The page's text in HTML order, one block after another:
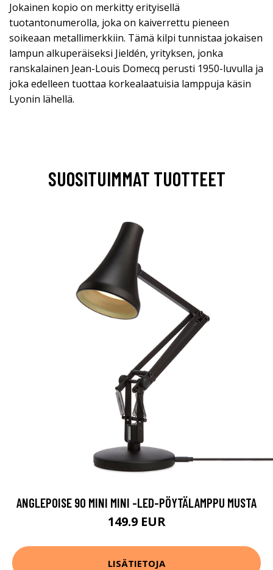
Jokainen kopio on merkitty erityisellä
tuotantonumerolla, joka on kaiverrettu pieneen
soikeaan metallimerkkiin. Tämä kilpi tunnistaa jokaisen
lampun alkuperäiseksi Jieldén, yrityksen, jonka
ranskalainen Jean-Louis Domecq perusti 1950-luvulla ja
joka edelleen tuottaa korkealaatuisia lamppuja käsin
Lyonin lähellä.
SUOSITUIMMAT TUOTTEET
ANGLEPOISE 90 MINI MINI -LED-PÖYTÄLAMPPU MUSTA
149.9 EUR
LISÄTIETOJA